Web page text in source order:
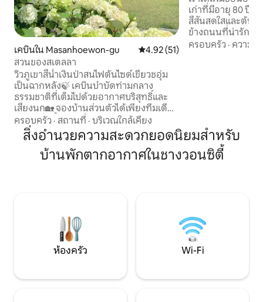
เคบินใน Masanhoewon-gu คะแนนเฉลี่ย 4.92 จาก 5, 51 รีวิว
4.92 (51)
สวนของสเตลลา
วิวภูเขาสีน้ำเงินป่าสนไฟตันไซด์เขียวชอุ่ม
เป็นฉากหลัง🍃 เคบินบำบัดท่ามกลาง
ธรรมชาติที่เต็มไปด้วยอากาศบริสุทธิ์และ
เสียงนก🏡 จองบ้านส่วนตัวได้เพียงทีมเดียว
(อาคาร 2 ชั้น) และใช้งานได้อย่างสะดวก
สบายจนถึงเวลาดึก ลานกว้างขวาง สวน
สวยงาม บาร์บีคิวกลางแจ้งสามารถตั้งแคม
ป์ได้เมื่อติดตั้งเต็นท์👌 ห้อง 3. ห้องนั่งเล่น
2. ห้องครัว 2 ห้องน้ำ 2 ห้อง (พร้อมฝักบัว
อาคารผู้โดยสารด่วน 15 นาที สถานที่
Gamcheon Valley ภายใน 10 นาทีโดย
และแต่ละห้องตู้เย็นเตาแก๊สไมโครเวฟ
เครื่องใช้บนโต๊ะอาหารสำหรับ 8 ท่านชุด
ครอบครัว · สถานที่ · บริเวณใกล้เคียง
เก่าที่มีอายุ 80 ปี
สีสันสดใสและต้นไ
ข้างถนนที่น่ารักก็เ
หวังว่าคุณจะได้น
Okcheonsa และ
Cancer Bridge หากคุณขับรถไปรอบๆ ตง
แฮมยอนที่เงียบสง
มาในสายตาของคุ
ถิ่น
ครอบครัว · ความคุ้
สิ่งอำนวยความสะดวกยอดนิยมสำหรับ
บ้านพักตากอากาศในชางวอนซิตี้
ห้องครัว Wi-Fi